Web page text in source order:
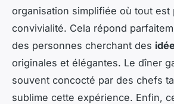
organisation simplifiée où tout est
convivialité. Cela répond
des personnes cherchant des
originales et élégantes. Le dîner
souvent concocté par des chefs
sublime cette expérience. Enfin,